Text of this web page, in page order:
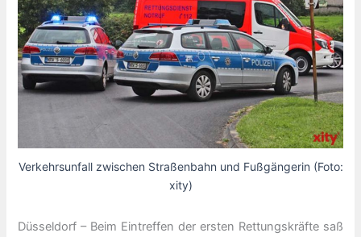
Verkehrsunfall zwischen Straßenbahn und Fußgängerin (Foto:
xity)
Düsseldorf – Beim Eintreffen der ersten Rettungskräfte saß